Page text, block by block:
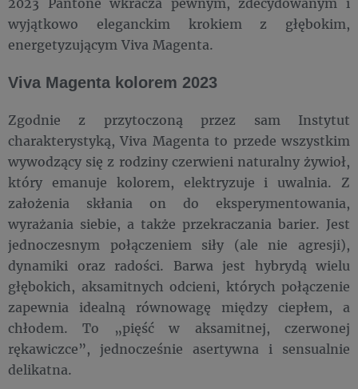
wyjątkowo eleganckim krokiem z głębokim,
energetyzującym Viva Magenta.
Viva Magenta kolorem 2023
Zgodnie z przytoczoną przez sam Instytut
charakterystyką, Viva Magenta to przede wszystkim
wywodzący się z rodziny czerwieni naturalny żywioł,
który emanuje kolorem, elektryzuje i uwalnia. Z
założenia skłania on do eksperymentowania,
wyrażania siebie, a także przekraczania barier. Jest
jednoczesnym połączeniem siły (ale nie agresji),
dynamiki oraz radości. Barwa jest hybrydą wielu
głębokich, aksamitnych odcieni, których połączenie
zapewnia idealną równowagę między ciepłem, a
chłodem. To „pięść w aksamitnej, czerwonej
rękawiczce”, jednocześnie asertywna i sensualnie
delikatna.